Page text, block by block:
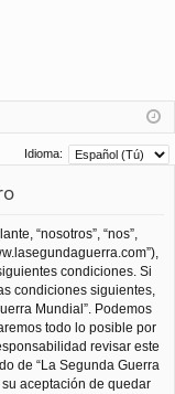
Idioma:
“nosotros”, “nos”,
condiciones. Si
condiciones siguientes,
Mundial”. Podemos
todo lo posible por
revisar este
de “La Segunda Guerra
aceptación de quedar